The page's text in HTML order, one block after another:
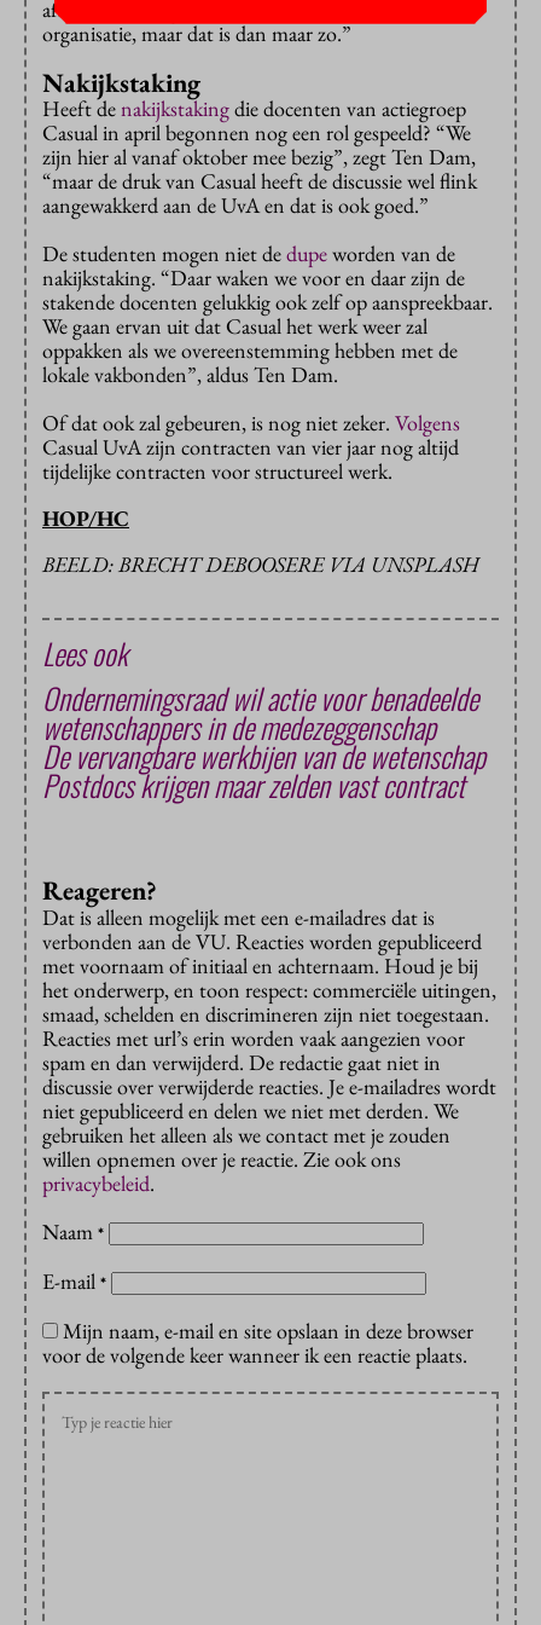
afspreken. Dat geeft af en toe wat onrust in de
organisatie, maar dat is dan maar zo.”
Nakijkstaking
Heeft denakijkstakingdie docenten van actiegroep
Casual in april begonnen nog een rol gespeeld? “We
zijn hier al vanaf oktober mee bezig”, zegt Ten Dam,
“maar de druk van Casual heeft de discussie wel flink
aangewakkerd aan de UvA en dat is ook goed.”
De studenten mogen niet dedupeworden van de
nakijkstaking. “Daar waken we voor en daar zijn de
stakende docenten gelukkig ook zelf op aanspreekbaar.
We gaan ervan uit dat Casual het werk weer zal
oppakken als we overeenstemming hebben met de
lokale vakbonden”, aldus Ten Dam.
Of dat ook zal gebeuren, is nog niet zeker. Volgens
Casual UvA zijn contracten van vier jaar nog altijd
tijdelijke contracten voor structureel werk.
HOP/HC
BEELD: BRECHT DEBOOSERE VIA UNSPLASH
Lees ook
Ondernemingsraad wil actie voor benadeelde
wetenschappers in de medezeggenschap
De vervangbare werkbijen van de wetenschap
Postdocs krijgen maar zelden vast contract
Reageren?
Dat is alleen mogelijk met een e-mailadres dat is
verbonden aan de VU. Reacties worden gepubliceerd
met voornaam of initiaal en achternaam. Houd je bij
het onderwerp, en toon respect: commerciële uitingen,
smaad, schelden en discrimineren zijn niet toegestaan.
Reacties met url’s erin worden vaak aangezien voor
spam en dan verwijderd. De redactie gaat niet in
discussie over verwijderde reacties. Je e-mailadres wordt
niet gepubliceerd en delen we niet met derden. We
gebruiken het alleen als we contact met je zouden
willen opnemen over je reactie. Zie ook ons
privacybeleid.
Naam *
E-mail *
Mijn naam, e-mail en site opslaan in deze browser
voor de volgende keer wanneer ik een reactie plaats.